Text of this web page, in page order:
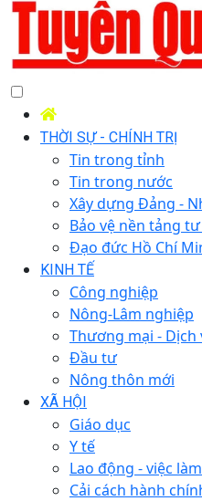
THỜI SỰ - CHÍNH TRỊ
Tin trong tỉnh
Tin trong nước
Xây dựng Đảng -
Bảo vệ nền tảng
Đạo đức Hồ Chí
KINH TẾ
Công nghiệp
Nông-Lâm nghiệp
Thương mại - Dịch
Đầu tư
Nông thôn mới
XÃ HỘI
Giáo dục
Y tế
Lao động - việc làm
Cải cách hành